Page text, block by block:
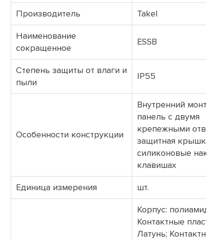
Производитель Takel
Наименование
сокращенное
ESSB
Степень защиты от влаги и
пыли
IP55
Особенности конструкции
Внутренний
панель с двумя
крепежными
защитная крышка,
силиконовые
клавишах
Единица измерения шт.
Корпус: полиамид;
Контактные
Латунь; Контактные